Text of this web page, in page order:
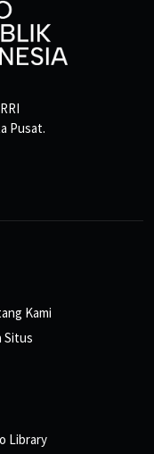
Pusat.
Kami
Situs
Library